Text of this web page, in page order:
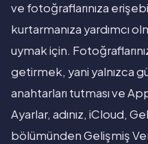
ve fotoğraflarınıza
kurtarmanıza yardımcı
uymak için.
getirmek, yani yalnızca
anahtarları tutması ve
Ayarlar, adınız, iCloud,
bölümünden Gelişmiş